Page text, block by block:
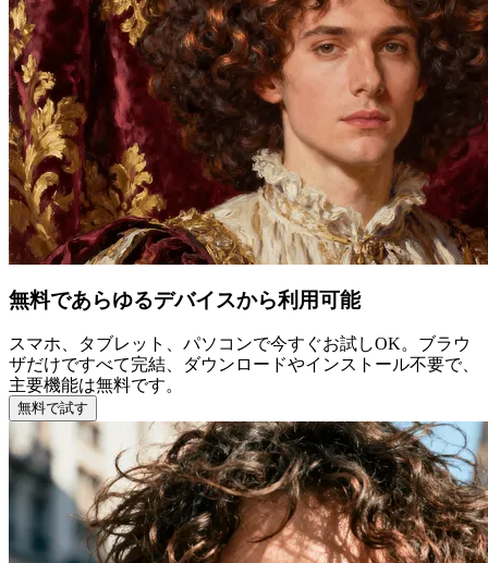
無料であらゆるデバイスから利用可能
スマホ、タブレット、パソコンで今すぐお試しOK。ブラウ
ザだけですべて完結、ダウンロードやインストール不要で、
主要機能は無料です。
無料で試す